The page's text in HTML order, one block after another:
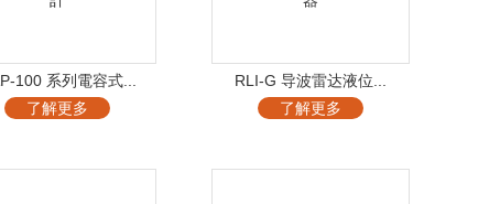
100 系列電容式...
了解更多
RLI-G 导波雷达液位...
了解更多